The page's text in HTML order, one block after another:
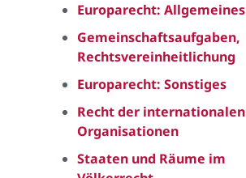
Europarecht: Allgemeines
Gemeinschaftsaufgaben,
Rechtsvereinheitlichung
Europarecht: Sonstiges
Recht der internationalen
Organisationen
Staaten und Räume im